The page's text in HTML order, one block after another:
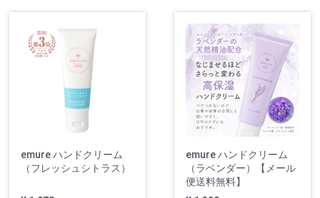
emure ハンドクリーム
（フレッシュシトラス）
emure ハンドクリーム
（ラベンダー）【メール
便送料無料】